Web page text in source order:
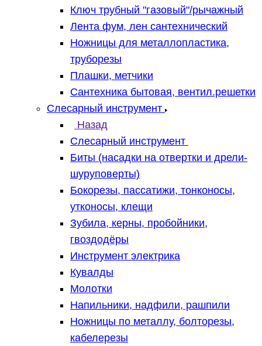
Ключ трубный "газовый"/рычажный
Лента фум, лен сантехнический
Ножницы для металлопластика,
труборезы
Плашки, метчики
Сантехника бытовая, вентил.решетки
Слесарный инструмент
Назад
Слесарный инструмент
Биты (насадки на отвертки и дрели-
шуруповерты)
Бокорезы, пассатижи, тонконосы,
утконосы, клещи
Зубила, керны, пробойники,
гвоздодёры
Инструмент электрика
Кувалды
Молотки
Напильники, надфили, рашпили
Ножницы по металлу, болторезы,
кабелерезы